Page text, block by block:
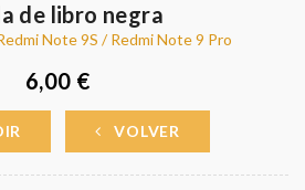
de libro negra
Note 9S / Redmi Note 9 Pro
6,00 €
VOLVER